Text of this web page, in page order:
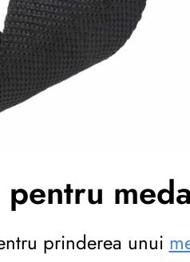
pentru
prinderea unui